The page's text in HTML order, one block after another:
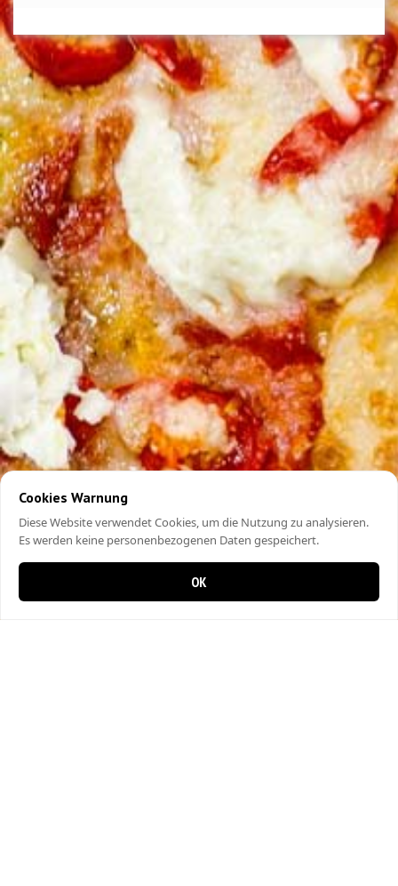
Cookies Warnung
Diese Website verwendet Cookies, um die Nutzung zu analysieren.
Es werden keine personenbezogenen Daten gespeichert.
OK